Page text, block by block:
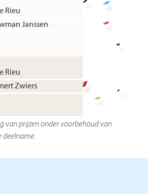
Rieu
Janssen
Rieu
Zwiers
van prijzen onder voorbehoud van
deelname.